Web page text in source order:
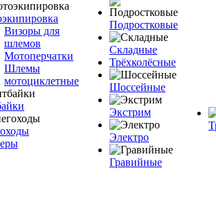
Визоры для
шлемов
Мотоперчатки
Шлемы
мотоциклетные
Подростковые
Складные
Трёхколёсные
Шоссейные
Экстрим
Электро
Гравийные